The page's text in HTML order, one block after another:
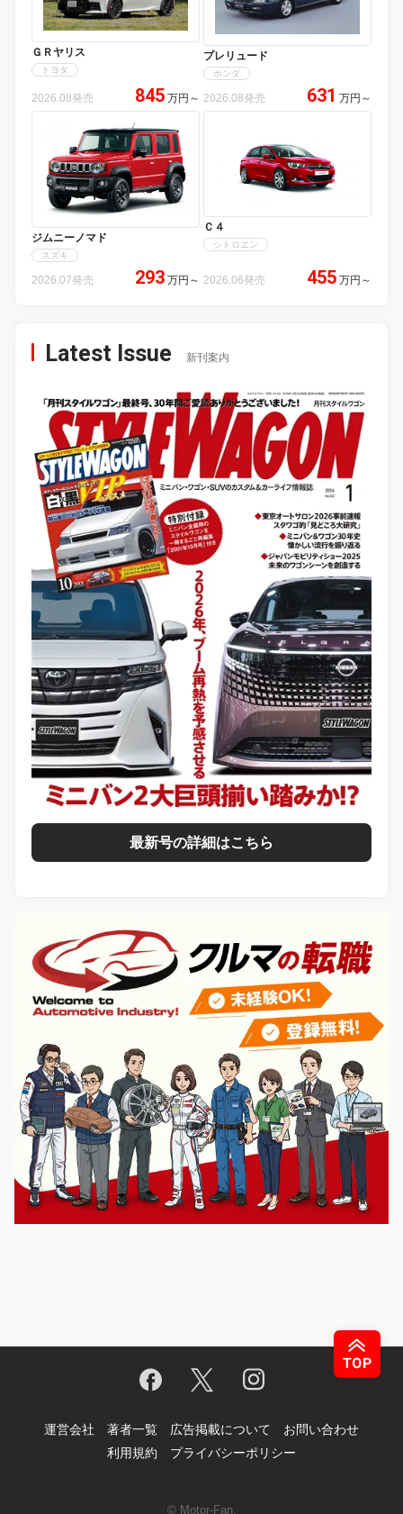
ＧＲヤリス
トヨタ
2026.08発売 845 万円 ～
プレリュード
ホンダ
2026.08発売 631 万円 ～
ジムニーノマド
スズキ
2026.07発売 293 万円 ～
Ｃ４
シトロエン
2026.06発売 455 万円 ～
Latest Issue 新刊案内
最新号の詳細はこちら
運営会社 著者一覧 広告掲載について
お問い合わせ
利用規約
プライバシーポリシー
© Motor-Fan.